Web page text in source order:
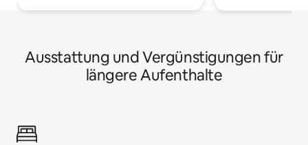
Ausstattung und Vergünstigungen für
längere Aufenthalte